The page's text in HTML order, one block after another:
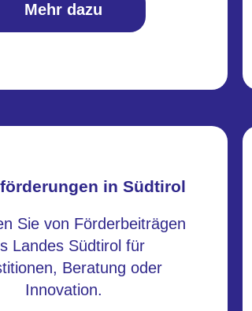
Mehr dazu
in Südtirol
Sie von Förderbeiträgen
Landes Südtirol für
Beratung oder
Innovation.